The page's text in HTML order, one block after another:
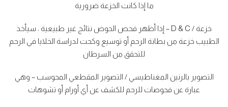
ما إذا كانت الخزعة ضرورية
خزعة / D & C – إذا أظهر فحص الحوض نتائج غير طبيعية ، سيأخذ
الطبيب خزعة من بطانة الرحم أو توسيع وكحت لدراسة الخلايا في الرحم
للتحقق من السرطان
التصوير بالرنين المغناطيسي / التصوير المقطعي المحوسب – وهي
عبارة عن فحوصات للرحم للكشف عن أي أورام أو تشوهات